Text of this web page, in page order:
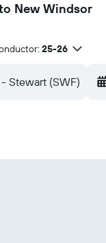
New Windsor
25-26
- Stewart (SWF)